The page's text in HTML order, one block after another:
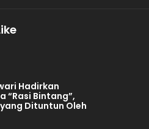
Hadirkan
“Rasi Bintang”,
Dituntun Oleh